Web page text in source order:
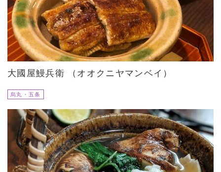
大國屋鰻兵衛 （オオクニヤマンベイ）
烏丸・五条